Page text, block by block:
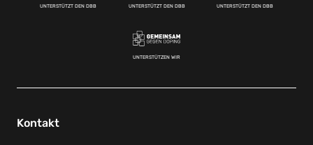
UNTERSTÜTZT DEN DBB UNTERSTÜTZT DEN DBB UNTERSTÜTZT DEN DBB
UNTERSTÜTZEN WIR
Kontakt